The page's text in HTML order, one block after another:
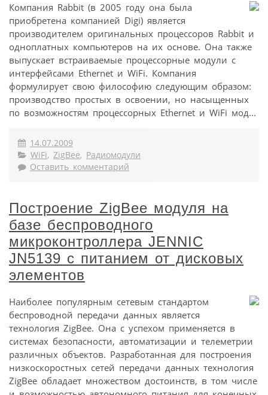
Компания Rabbit (в 2005 году она была
приобретена компанией Digi) является
производителем оригинальных процессоров Rabbit и
одноплатных компьютеров на их основе. Она также
выпускает встраиваемые процессорные модули с
интерфейсами Ethernet и WiFi. Компания
формулирует свою философию следующим образом:
производство простых в освоении, но насыщенных
по возможностям процессорных Ethernet и WiFi мод...
14.07.2009
WiFi, ZigBee, Радиомодули
Оставить комментарий
Построение ZigBee модуля на
базе беспроводного
микроконтроллера JENNIC
JN5139 с питанием от дисковых
элементов
Наиболее популярным сетевым стандартом
беспроводной передачи данных является
технология ZigBee. Она с успехом применяется в
системах безопасности, автоматизации и телеметрии
различных объектов. Разработанная для построения
низкоскоростных сетей передачи данных технология
ZigBee обладает множеством достоинств, в том числе